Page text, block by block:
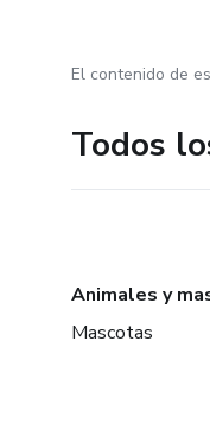
El contenido de
Todos
Animales y
Mascotas